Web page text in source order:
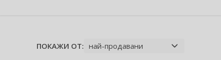
ПОКАЖИ ОТ: